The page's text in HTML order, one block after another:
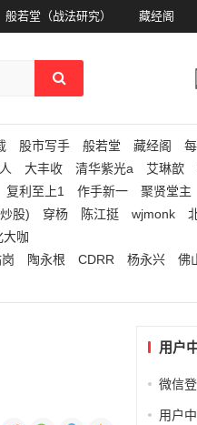
般若堂（战法研究） 藏经阁
股市写手 般若堂 藏经阁
大丰收 清华紫光a 艾琳歆
复利至上1 作手新一 聚贤堂主
股) 穿杨 陈江挺 wjmonk
大咖
陶永根 CDRR 杨永兴 佛
用户
微信
用户